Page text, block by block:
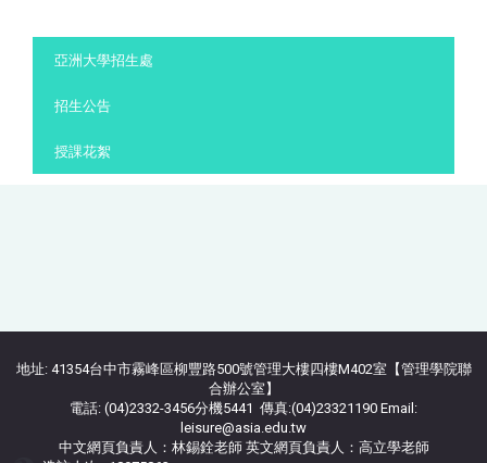
亞洲大學招生處
招生公告
授課花絮
地址: 41354台中市霧峰區柳豐路500號管理大樓四樓M402室【管理學院聯
合辦公室】
電話: (04)2332-3456分機5441 傳真:(04)23321190 Email:
leisure@asia.edu.tw
中文網頁負責人：林錫銓老師 英文網頁負責人：高立學老師